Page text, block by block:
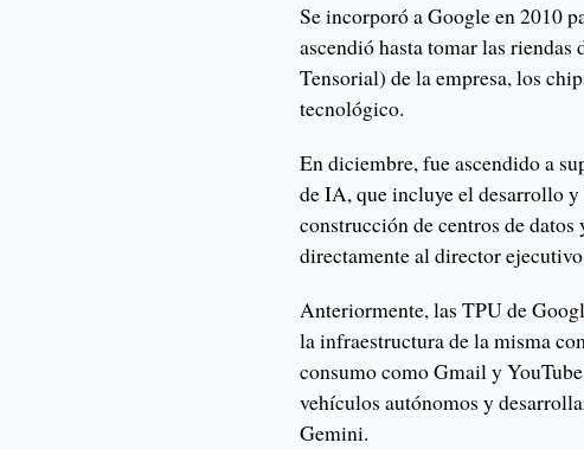
Se incorporó a Google en 2010
ascendió hasta tomar las
Tensorial) de la empresa, los
tecnológico.
En diciembre, fue ascendido a
de IA, que incluye el desarrollo
construcción de centros de
directamente al director
Anteriormente, las TPU de
la infraestructura de la misma
consumo como Gmail y
vehículos autónomos y
Gemini.